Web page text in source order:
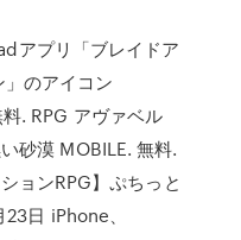
アプリ「ブレイドア
のアイコン
. RPG アヴァベル
砂漠 MOBILE. 無料.
ョンRPG】ぷちっと
日 iPhone、